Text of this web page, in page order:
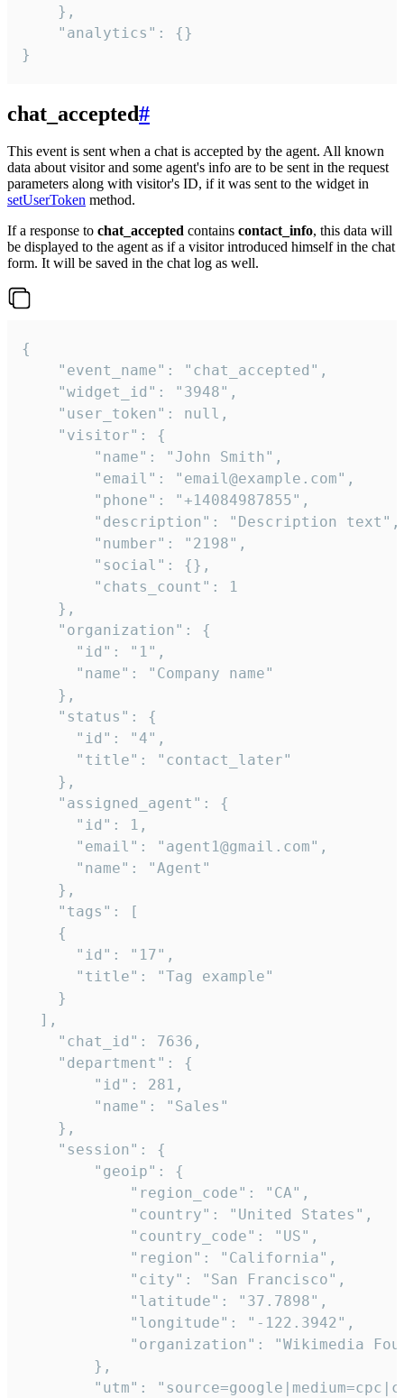
    },
    "analytics": {}
}
chat_accepted#
This event is sent when a chat is accepted by the agent. All known
data about visitor and some agent's info are to be sent in the request
parameters along with visitor's ID, if it was sent to the widget in
setUserToken method.
If a response to chat_accepted contains contact_info, this data will
be displayed to the agent as if a visitor introduced himself in the chat
form. It will be saved in the chat log as well.
{
    "event_name": "chat_accepted",
    "widget_id": "3948",
    "user_token": null,
    "visitor": {
        "name": "John Smith",
        "email": "email@example.com",
        "phone": "+14084987855",
        "description": "Description text",
        "number": "2198",
        "social": {},
        "chats_count": 1
    },
    "organization": {
      "id": "1",
      "name": "Company name"
    },
    "status": {
      "id": "4",
      "title": "contact_later"
    },
    "assigned_agent": {
      "id": 1,
      "email": "agent1@gmail.com",
      "name": "Agent"
    },
    "tags": [
    {
      "id": "17",
      "title": "Tag example"
    }
  ],
    "chat_id": 7636,
    "department": {
        "id": 281,
        "name": "Sales"
    },
    "session": {
        "geoip": {
            "region_code": "CA",
            "country": "United States",
            "country_code": "US",
            "region": "California",
            "city": "San Francisco",
            "latitude": "37.7898",
            "longitude": "-122.3942",
"organization": "Wikimedia
        },
"utm":